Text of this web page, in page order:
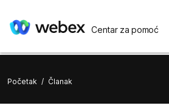
Centar za pomoć
Početak / Članak